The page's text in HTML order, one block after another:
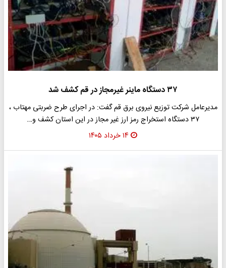
۳۷ دستگاه ماینر غیرمجاز در قم کشف شد
مدیرعامل شرکت توزیع نیروی برق قم گفت: در اجرای طرح ضربتی مهتاب ،
۳۷ دستگاه استخراج رمز ارز غیر مجاز در این استان کشف و…
۱۴ خرداد ۱۴۰۵